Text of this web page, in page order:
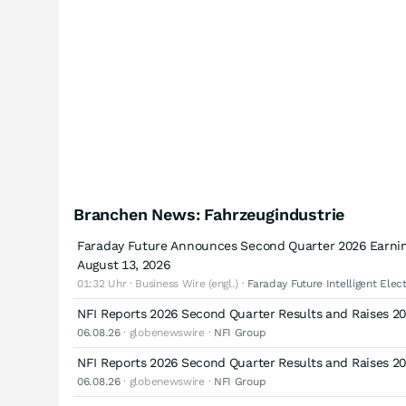
Branchen News: Fahrzeugindustrie
Faraday Future Announces Second Quarter 2026
August 13, 2026
01:32 Uhr · Business Wire (engl.) · Faraday Future Intelligent
NFI Reports 2026 Second Quarter Results and Raises
06.08.26· globenewswire · NFI Group
NFI Reports 2026 Second Quarter Results and Raises
06.08.26· globenewswire · NFI Group